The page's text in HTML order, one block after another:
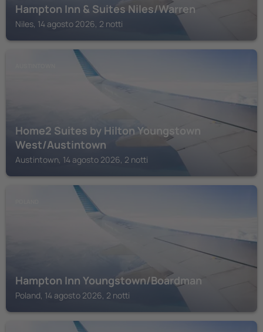
Hampton Inn & Suites Niles/Warren
Niles, 14 agosto 2026, 2 notti
Home2 Suites by Hilton Youngstown
West/Austintown
Austintown, 14 agosto 2026, 2 notti
Hampton Inn Youngstown/Boardman
Poland, 14 agosto 2026, 2 notti